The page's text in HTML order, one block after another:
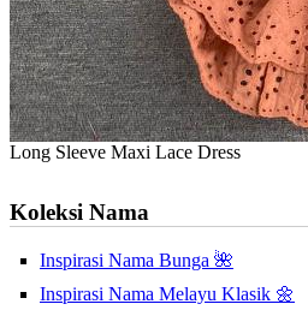
Long Sleeve Maxi Lace Dress
Koleksi Nama
Inspirasi Nama Bunga 🌺
Inspirasi Nama Melayu Klasik 🌼